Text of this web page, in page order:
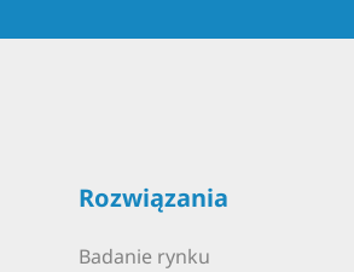
Rozwiązania
Badanie rynku